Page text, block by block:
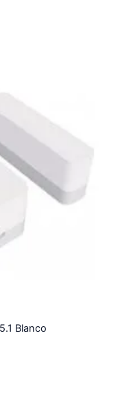
Blanco